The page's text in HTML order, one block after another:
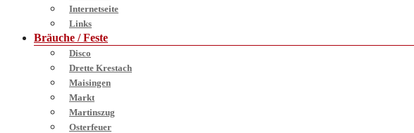
Internetseite
Links
Bräuche / Feste
Disco
Drette Krestach
Maisingen
Markt
Martinszug
Osterfeuer